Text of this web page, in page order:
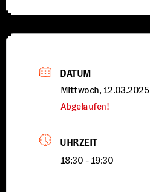
DATUM
Mittwoch, 12.03.2025
Abgelaufen!
UHRZEIT
18:30 - 19:30